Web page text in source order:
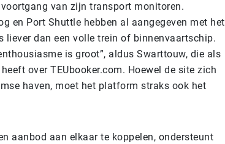
van zijn transport monitoren.
en Port Shuttle hebben al aangegeven met het
liever dan een volle trein of binnenvaartschip.
is groot”, aldus Swarttouw, die als
over TEUbooker.com. Hoewel de site zich
haven, moet het platform straks ook het
aanbod aan elkaar te koppelen, ondersteunt